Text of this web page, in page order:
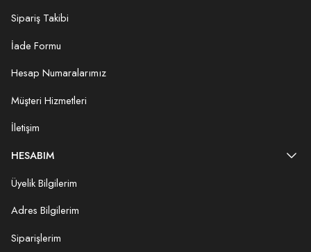
Sipariş Takibi
İade Formu
Hesap Numaralarımız
Müşteri Hizmetleri
İletişim
HESABIM
Üyelik Bilgilerim
Adres Bilgilerim
Siparişlerim